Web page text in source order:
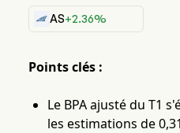
AS+2.36%
Points clés :
Le BPA ajusté du T1
les estimations de